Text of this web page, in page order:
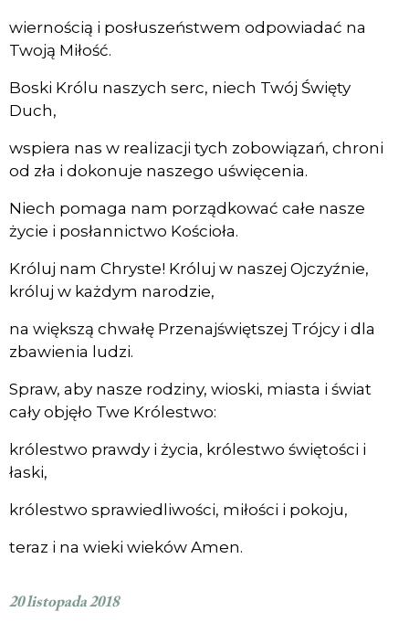
wiernością i posłuszeństwem odpowiadać na
Twoją Miłość.
Boski Królu naszych serc, niech Twój Święty
Duch,
wspiera nas w realizacji tych zobowiązań, chroni
od zła i dokonuje naszego uświęcenia.
Niech pomaga nam porządkować całe nasze
życie i posłannictwo Kościoła.
Króluj nam Chryste! Króluj w naszej Ojczyźnie,
króluj w każdym narodzie,
na większą chwałę Przenajświętszej Trójcy i dla
zbawienia ludzi.
Spraw, aby nasze rodziny, wioski, miasta i świat
cały objęło Twe Królestwo:
królestwo prawdy i życia, królestwo świętości i
łaski,
królestwo sprawiedliwości, miłości i pokoju,
teraz i na wieki wieków Amen.
20 listopada 2018